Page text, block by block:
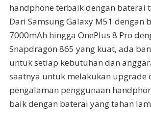
handphone terbaik dengan baterai
Dari Samsung Galaxy M51 dengan
7000mAh hingga OnePlus 8 Pro
Snapdragon 865 yang kuat, ada
untuk setiap kebutuhan dan
saatnya untuk melakukan upgrade
pengalaman penggunaan
baik dengan baterai yang tahan